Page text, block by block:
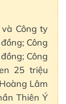
Công ty
Công
Công
25 triệu
Lâm
Thiên Ý